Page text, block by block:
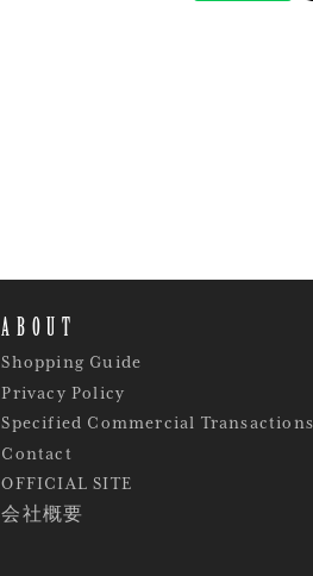
ABOUT
Shopping Guide
Privacy Policy
Specified Commercial
Contact
OFFICIAL SITE
会社概要